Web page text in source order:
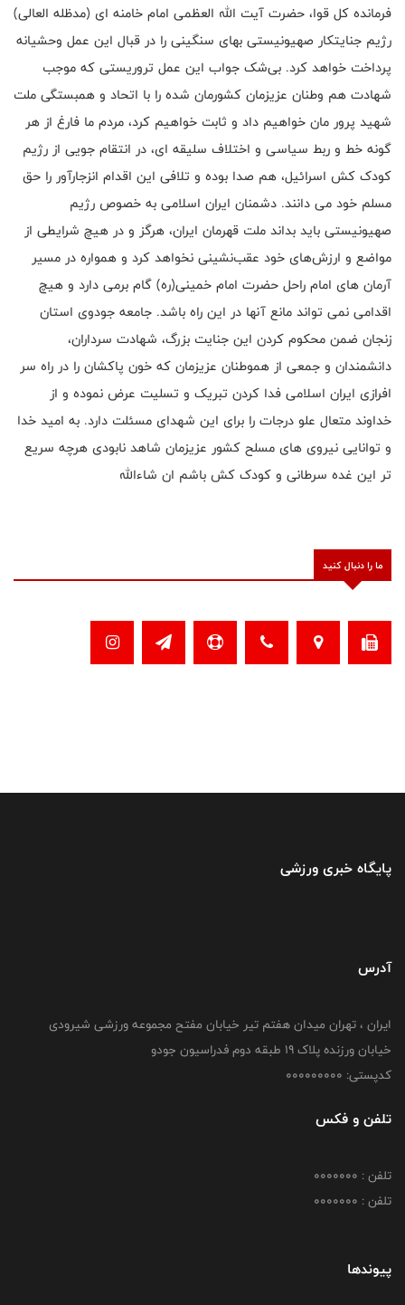
فرمانده کل قوا، حضرت آیت الله العظمی امام خامنه ای (مدظله العالی)
رژیم جنایتکار صهیونیستی بهای سنگینی را در قبال این عمل وحشیانه
پرداخت خواهد کرد. بی‌شک جواب این عمل تروریستی که موجب
شهادت هم وطنان عزیزمان کشورمان شده را با اتحاد و همبستگی ملت
شهید پرور مان خواهیم داد و ثابت خواهیم کرد، مردم ما فارغ از هر
گونه خط و ربط سیاسی و اختلاف سلیقه ای، در انتقام جویی از رژیم
کودک کش اسرائیل، هم صدا بوده و تلافی این اقدام انزجارآور را حق
مسلم خود می دانند. دشمنان ایران اسلامی به خصوص رژیم
صهیونیستی باید بداند ملت قهرمان ایران، هرگز و در هیچ شرایطی از
مواضع و ارزش‌های خود عقب‌نشینی نخواهد کرد و همواره در مسیر
آرمان های امام راحل حضرت امام خمینی(ره) گام برمی دارد و هیچ
اقدامی نمی تواند مانع آنها در این راه باشد. جامعه جودوی استان
زنجان ضمن محکوم کردن این جنایت بزرگ، شهادت سرداران،
دانشمندان و جمعی از هموطنان عزیزمان که خون پاکشان را در راه سر
افرازی ایران اسلامی فدا کردن تبریک و تسلیت عرض نموده و از
خداوند متعال علو درجات را برای این شهدای مسئلت دارد. به امید خدا
و توانایی نیروی های مسلح کشور عزیزمان شاهد نابودی هرچه سریع
تر این غده سرطانی و کودک کش باشم ان شاءالله
ما را دنبال کنید
پایگاه خبری ورزشی
آدرس
ایران ، تهران میدان هفتم تیر خیابان مفتح مجموعه ورزشی شیرودی
خیابان ورزنده پلاک ۱۹ طبقه دوم فدراسیون جودو
کدپستی: 000000000
تلفن و فکس
تلفن : 0000000
تلفن : 0000000
پیوندها